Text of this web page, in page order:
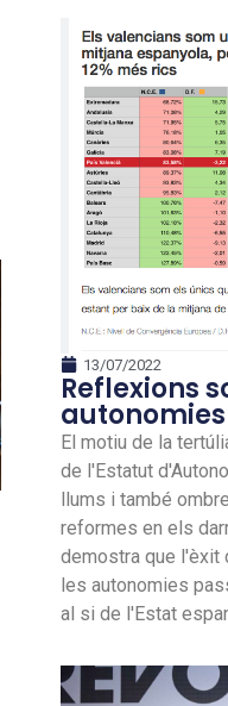
13/07/2022
Reflexions
autonomies
El motiu de la
de l'Estatut
llums i també
reformes en els
demostra que l'èxit
les autonomies
al si de l'Estat